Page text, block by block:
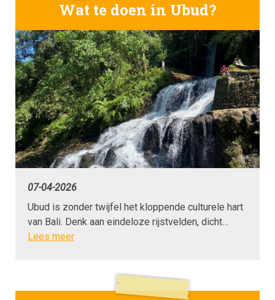
Wat te doen in Ubud?
07-04-2026
Ubud is zonder twijfel het kloppende culturele hart
van Bali. Denk aan eindeloze rijstvelden, dicht…
Lees meer